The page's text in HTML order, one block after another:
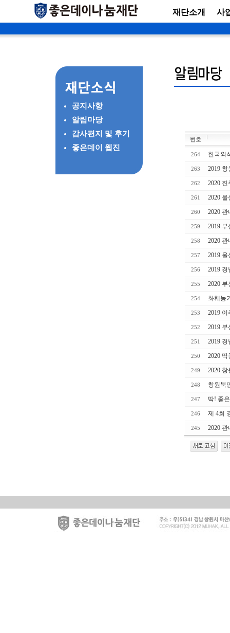
재단소개 사
공지사항
알림마당
감사편지 및 후기
좋은데이 웹진
번호
264 한국외
263 2019
262 2020
261 2020
260 2020
259 2019
258 2020
257 2019
256 2019
255 2020
254 화훼농
253 2019
252 2019
251 2019
250 2020
249 2020
248 창원북
247 딱! 좋
246 제 4회
245 2020